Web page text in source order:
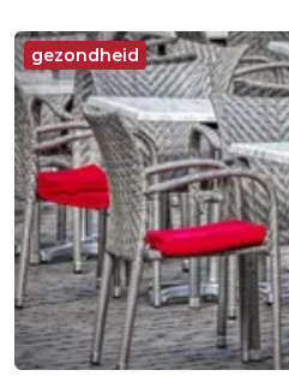
gezondheid